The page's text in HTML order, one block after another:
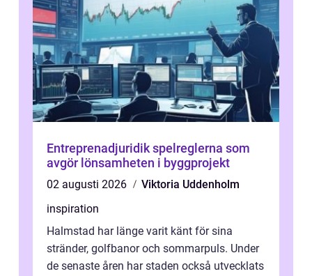
Entreprenadjuridik spelreglerna som
avgör lönsamheten i byggprojekt
02 augusti 2026
Viktoria Uddenholm
inspiration
Halmstad har länge varit känt för sina
stränder, golfbanor och sommarpuls. Under
de senaste åren har staden också utvecklats